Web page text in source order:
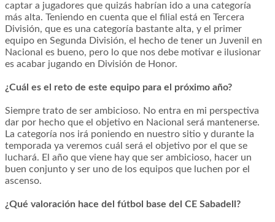
captar a jugadores que quizás habrían ido a una categoría
más alta. Teniendo en cuenta que el filial está en Tercera
División, que es una categoría bastante alta, y el primer
equipo en Segunda División, el hecho de tener un Juvenil en
Nacional es bueno, pero lo que nos debe motivar e ilusionar
es acabar jugando en División de Honor.
¿Cuál es el reto de este equipo para el próximo año?
Siempre trato de ser ambicioso. No entra en mi perspectiva
dar por hecho que el objetivo en Nacional será mantenerse.
La categoría nos irá poniendo en nuestro sitio y durante la
temporada ya veremos cuál será el objetivo por el que se
luchará. El año que viene hay que ser ambicioso, hacer un
buen conjunto y ser uno de los equipos que luchen por el
ascenso.
¿Qué valoración hace del fútbol base del CE Sabadell?